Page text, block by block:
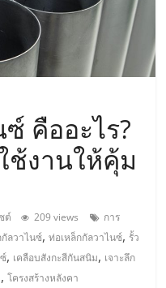
คืออะไร?
ช้งานให้คุ้ม
ต์ 209 views
การ
ลวาไนซ์,ท่อเหล็กกัลวาไนซ์, รั้ว
, เคลือบสังกะสีกันสนิม, เจาะลึก
,โครงสร้างหลังคา